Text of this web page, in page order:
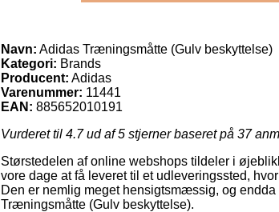
Navn: Adidas Træningsmåtte (Gulv beskyttelse)
Kategori: Brands
Producent: Adidas
Varenummer: 11441
EAN: 885652010191
Vurderet til 4.7ud af 5 stjerner baseret på 37
Størstedelen af online webshops tildeler i
vore dage at få leveret til et udleveringssted,
Den er nemlig meget hensigtsmæssig, og
Træningsmåtte (Gulv beskyttelse).